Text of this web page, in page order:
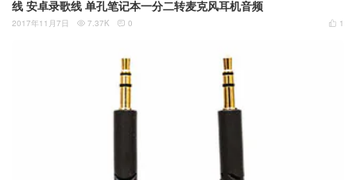
线 安卓录歌线 单孔笔记本一分二转麦克风耳机音频
 1
2017年11月7日  7.37K  0